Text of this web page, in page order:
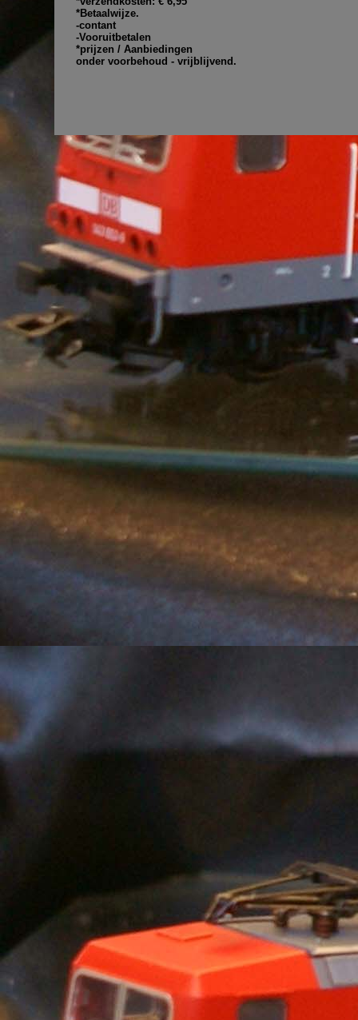
*Betaalwijze.
-contant
-Vooruitbetalen
*prijzen / Aanbiedingen
onder voorbehoud - vrijblijvend.